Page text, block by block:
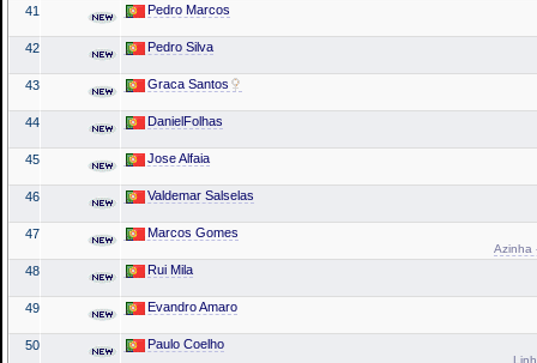
41 Pedro Marcos
42 Pedro Silva
43 Graca Santos
44 DanielFolhas
45 Jose Alfaia
46 Valdemar Salselas
47 Marcos Gomes
Azinha
48 Rui Mila
49 Evandro Amaro
50 Paulo Coelho